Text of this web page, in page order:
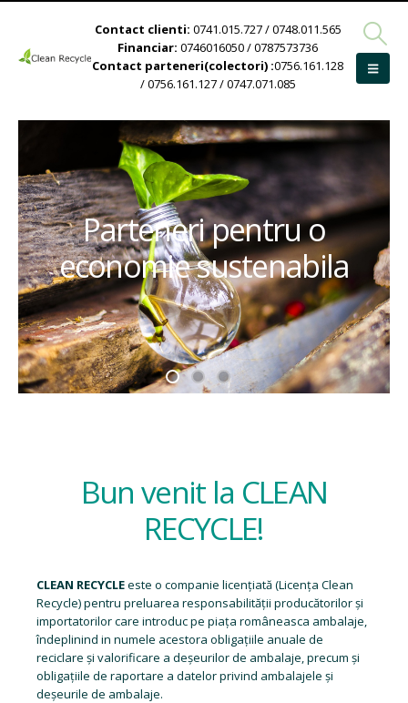
Contact clienti: 0741.015.727 / 0748.011.565
Financiar: 0746016050 / 0787573736
Contact parteneri(colectori) :0756.161.128
/ 0756.161.127 / 0747.071.085
Parteneri pentru o
economie sustenabila
Bun venit la CLEAN
RECYCLE!
CLEAN RECYCLEeste o companie licențiată (Licența Clean
Recycle) pentru preluarea responsabilității producătorilor și
importatorilor care introduc pe piața româneasca ambalaje,
îndeplinind in numele acestora obligațiile anuale de
reciclare și valorificare a deșeurilor de ambalaje, precum și
obligațiile de raportare a datelor privind ambalajele și
deșeurile de ambalaje.